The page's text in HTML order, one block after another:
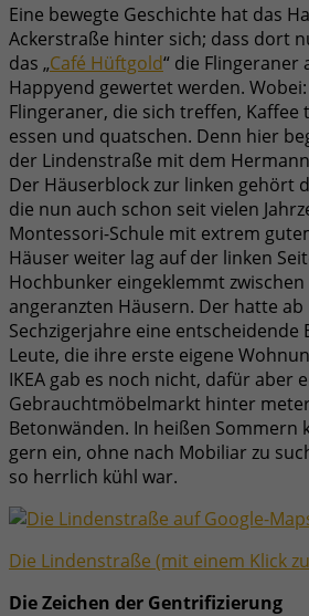
Eine bewegte Geschichte hat das
Ackerstraße hinter sich; dass dort
das „Café Hüftgold“ die Flingeraner
Happyend gewertet werden.
Flingeraner, die sich treffen, Kaffee
essen und quatschen. Denn hier
der Lindenstraße mit dem
Der Häuserblock zur linken gehört
die nun auch schon seit vielen
Montessori-Schule mit extrem
Häuser weiter lag auf der linken
Hochbunker eingeklemmt
angeranzten Häusern. Der hatte
Sechzigerjahre eine entscheidende
Leute, die ihre erste eigene
IKEA gab es noch nicht, dafür aber
Gebrauchtmöbelmarkt hinter
Betonwänden. In heißen Sommern
gern ein, ohne nach Mobiliar zu
so herrlich kühl war.
Die Lindenstraße (mit einem Klick
Die Zeichen der Gentrifizierung